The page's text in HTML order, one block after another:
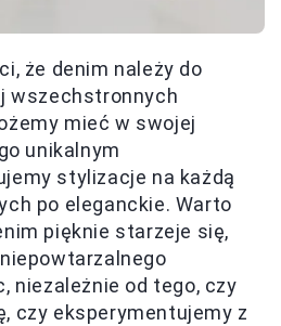
że denim należy do
wszechstronnych
mieć w swojej
unikalnym
stylizacje na każdą
po eleganckie. Warto
pięknie starzeje się,
niezależnie od tego, czy
czy eksperymentujemy z